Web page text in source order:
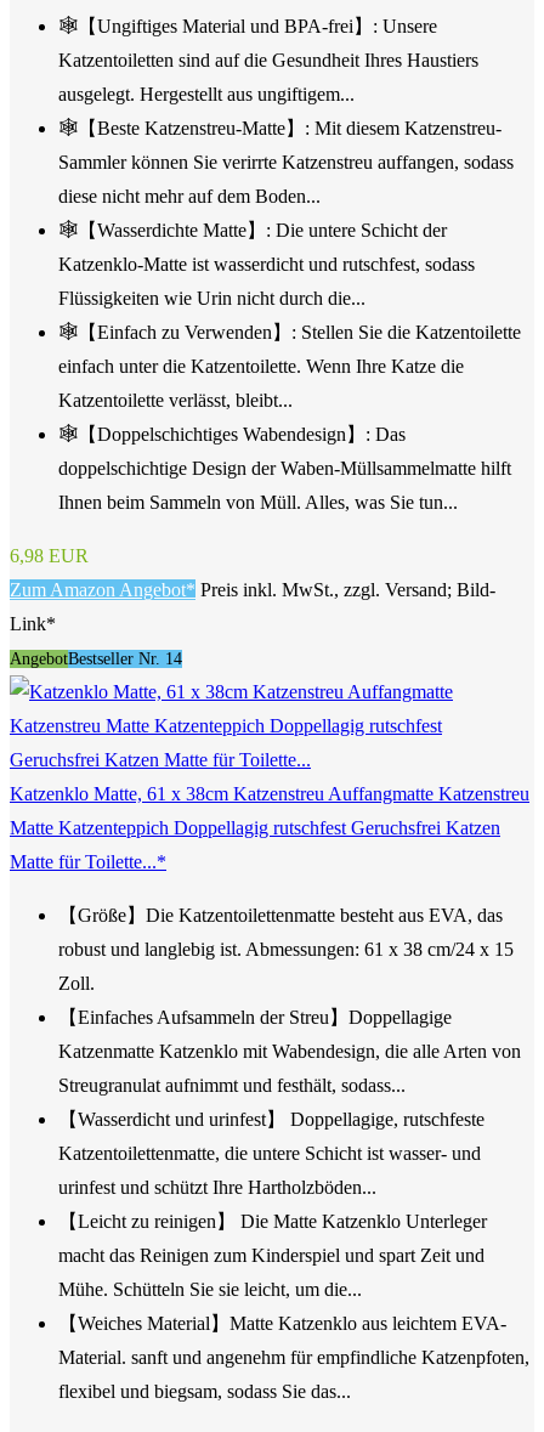
🕸️【Ungiftiges Material und BPA-frei】: Unsere
Katzentoiletten sind auf die Gesundheit Ihres Haustiers
ausgelegt. Hergestellt aus ungiftigem...
🕸️【Beste Katzenstreu-Matte】: Mit diesem Katzenstreu-
Sammler können Sie verirrte Katzenstreu auffangen, sodass
diese nicht mehr auf dem Boden...
🕸️【Wasserdichte Matte】: Die untere Schicht der
Katzenklo-Matte ist wasserdicht und rutschfest, sodass
Flüssigkeiten wie Urin nicht durch die...
🕸️【Einfach zu Verwenden】: Stellen Sie die Katzentoilette
einfach unter die Katzentoilette. Wenn Ihre Katze die
Katzentoilette verlässt, bleibt...
🕸️【Doppelschichtiges Wabendesign】: Das
doppelschichtige Design der Waben-Müllsammelmatte hilft
Ihnen beim Sammeln von Müll. Alles, was Sie tun...
6,98 EUR
Zum Amazon Angebot* Preis inkl. MwSt., zzgl. Versand; Bild-
Link*
AngebotBestseller Nr. 14
Katzenklo Matte, 61 x 38cm Katzenstreu Auffangmatte Katzenstreu
Matte Katzenteppich Doppellagig rutschfest Geruchsfrei Katzen
Matte für Toilette...*
【Größe】Die Katzentoilettenmatte besteht aus EVA, das
robust und langlebig ist. Abmessungen: 61 x 38 cm/24 x 15
Zoll.
【Einfaches Aufsammeln der Streu】Doppellagige
Katzenmatte Katzenklo mit Wabendesign, die alle Arten von
Streugranulat aufnimmt und festhält, sodass...
【Wasserdicht und urinfest】 Doppellagige, rutschfeste
Katzentoilettenmatte, die untere Schicht ist wasser- und
urinfest und schützt Ihre Hartholzböden...
【Leicht zu reinigen】 Die Matte Katzenklo Unterleger
macht das Reinigen zum Kinderspiel und spart Zeit und
Mühe. Schütteln Sie sie leicht, um die...
【Weiches Material】Matte Katzenklo aus leichtem EVA-
Material. sanft und angenehm für empfindliche Katzenpfoten,
flexibel und biegsam, sodass Sie das...